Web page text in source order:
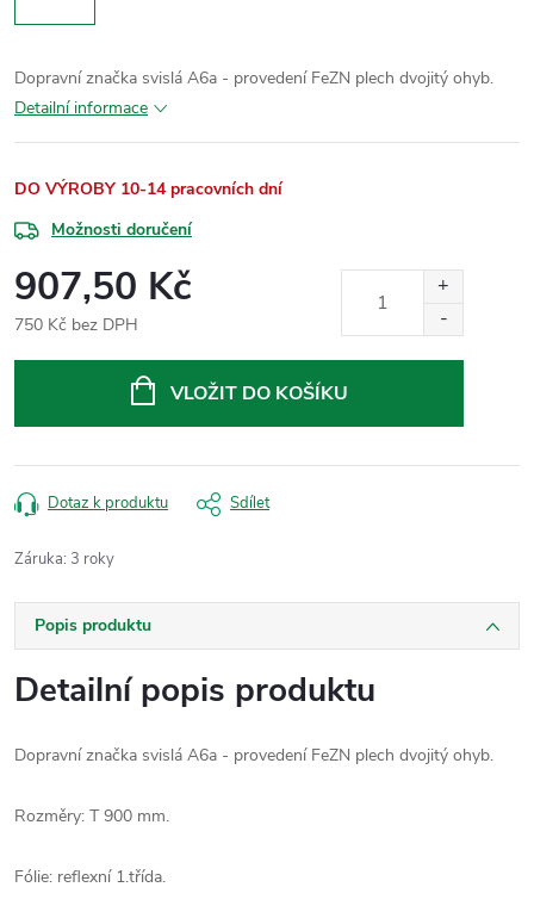
Dopravní značka svislá A6a - provedení FeZN plech dvojitý ohyb.
Detailní informace
DO VÝROBY 10-14 pracovních dní
Možnosti doručení
907,50 Kč
750 Kč bez DPH
VLOŽIT DO KOŠÍKU
Dotaz k produktu Sdílet
Záruka: 3 roky
Popis produktu
Detailní popis produktu
Dopravní značka svislá A6a - provedení FeZN plech dvojitý ohyb.
Rozměry: T 900 mm.
Fólie: reflexní 1.třída.